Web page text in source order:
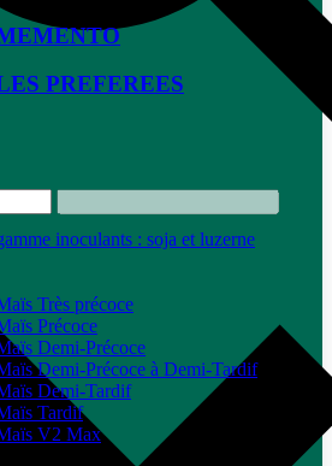
PREFEREES
inoculants : soja et luzerne
Très précoce
Précoce
Demi-Précoce
Demi-Précoce à Demi-Tardif
Demi-Tardif
Tardif
V2 Max